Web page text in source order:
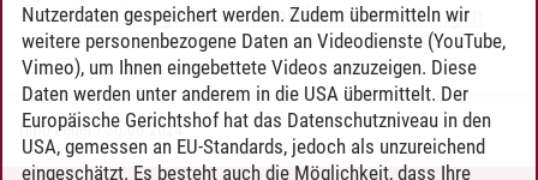
Sprachangebot und Sonderveranstaltungen
Timo Leder/30.06.2024
Nutzerdaten gespeichert werden. Zudem übermitteln wir
weitere personenbezogene Daten an Videodienste (YouTube,
Vimeo), um Ihnen eingebettete Videos anzuzeigen. Diese
Daten werden unter anderem in die USA übermittelt. Der
Europäische Gerichtshof hat das Datenschutzniveau in den
USA, gemessen an EU-Standards, jedoch als unzureichend
eingeschätzt. Es besteht auch die Möglichkeit, dass Ihre